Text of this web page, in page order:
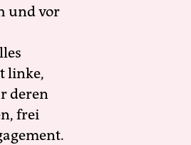
und vor
linke,
deren
frei